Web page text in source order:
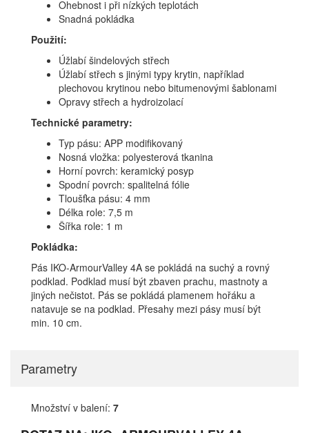
Ohebnost i při nízkých teplotách
Snadná pokládka
Použití:
Úžlabí šindelových střech
Úžlabí střech s jinými typy krytin, například
plechovou krytinou nebo bitumenovými šablonami
Opravy střech a hydroizolací
Technické parametry:
Typ pásu: APP modifikovaný
Nosná vložka: polyesterová tkanina
Horní povrch: keramický posyp
Spodní povrch: spalitelná fólie
Tloušťka pásu: 4 mm
Délka role: 7,5 m
Šířka role: 1 m
Pokládka:
Pás IKO-ArmourValley 4A se pokládá na suchý a rovný
podklad. Podklad musí být zbaven prachu, mastnoty a
jiných nečistot. Pás se pokládá plamenem hořáku a
natavuje se na podklad. Přesahy mezi pásy musí být
min. 10 cm.
Parametry
Množství v balení: 7